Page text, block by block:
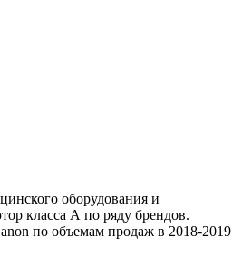
оборудования и
класса А по ряду брендов.
по объемам продаж в 2018-2019